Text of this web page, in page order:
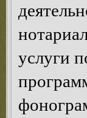
услуги